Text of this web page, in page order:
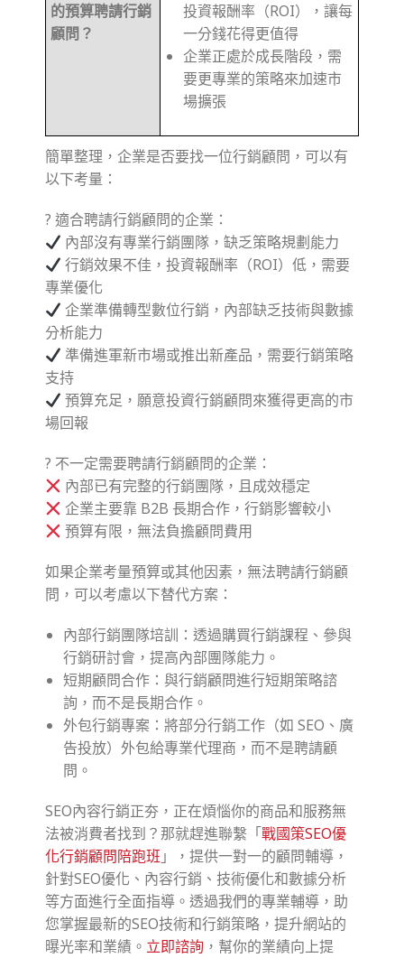
的預算聘請行銷
顧問？
投資報酬率（ROI），讓每
一分錢花得更值得
企業正處於成長階段，需
要更專業的策略來加速市
場擴張
簡單整理，企業是否要找一位行銷顧問，可以有
以下考量：
? 適合聘請行銷顧問的企業：
內部沒有專業行銷團隊，缺乏策略規劃能力
行銷效果不佳，投資報酬率（ROI）低，需要
專業優化
企業準備轉型數位行銷，內部缺乏技術與數據
分析能力
準備進軍新市場或推出新產品，需要行銷策略
支持
預算充足，願意投資行銷顧問來獲得更高的市
場回報
? 不一定需要聘請行銷顧問的企業：
內部已有完整的行銷團隊，且成效穩定
企業主要靠 B2B 長期合作，行銷影響較小
預算有限，無法負擔顧問費用
如果企業考量預算或其他因素，無法聘請行銷顧
問，可以考慮以下替代方案：
內部行銷團隊培訓：透過購買行銷課程、參與
行銷研討會，提高內部團隊能力。
短期顧問合作：與行銷顧問進行短期策略諮
詢，而不是長期合作。
外包行銷專案：將部分行銷工作（如 SEO、廣
告投放）外包給專業代理商，而不是聘請顧
問。
SEO內容行銷正夯，正在煩惱你的商品和服務無
法被消費者找到？那就趕進聯繫「戰國策SEO優
化行銷顧問陪跑班 」，提供一對一的顧問輔導，
針對SEO優化、內容行銷、技術優化和數據分析
等方面進行全面指導。透過我們的專業輔導，助
您掌握最新的SEO技術和行銷策略，提升網站的
曝光率和業績。 立即諮詢 ，幫你的業績向上提